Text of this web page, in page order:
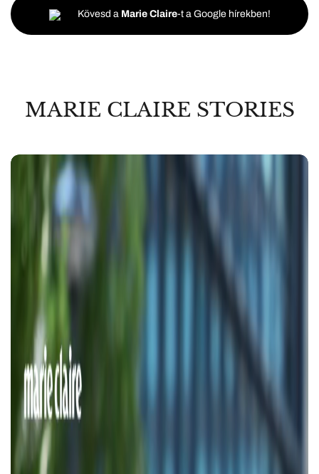
Kövesd a Marie Claire-t a Google hírekben!
MARIE CLAIRE STORIES